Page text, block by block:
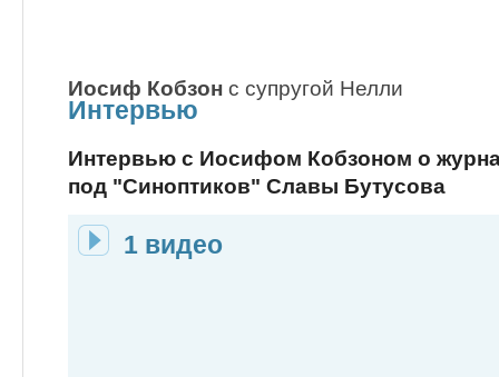
Иосиф Кобзон с супругой Нелли
Интервью
Интервью с Иосифом Кобзоном о
под "Синоптиков" Славы Бутусова
1 видео